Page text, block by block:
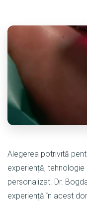
Alegerea potrivită
experiență,
personalizat. Dr.
experiență în acest